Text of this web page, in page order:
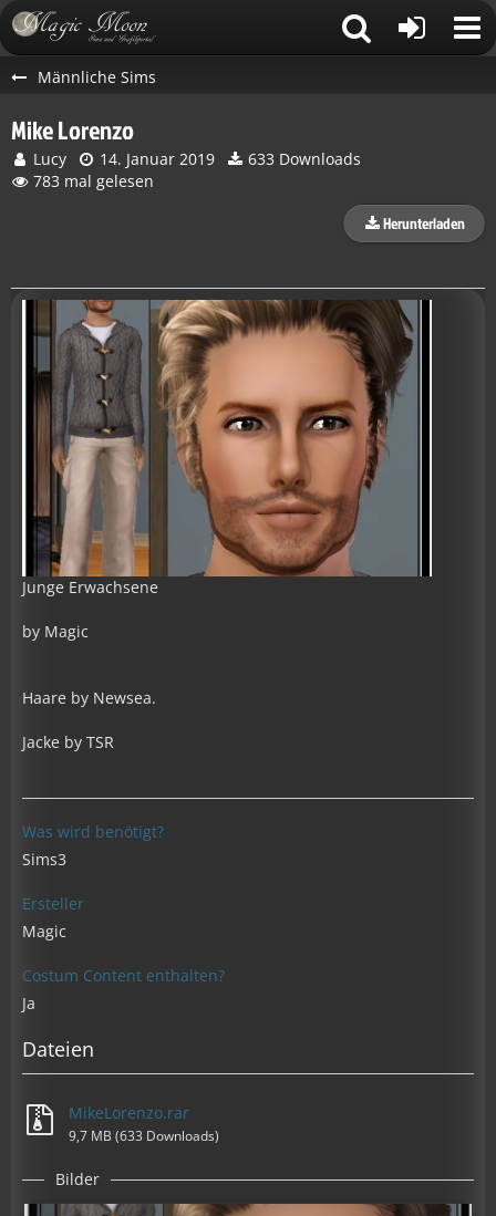
Männliche Sims
Mike Lorenzo
Lucy 14. Januar 2019
633 Downloads
783 mal gelesen
Herunterladen
Junge Erwachsene
by Magic
Haare by Newsea.
Jacke by TSR
Was wird benötigt?
Sims3
Ersteller
Magic
Costum Content enthalten?
Ja
Dateien
MikeLorenzo.rar
9,7 MB (633 Downloads)
Bilder